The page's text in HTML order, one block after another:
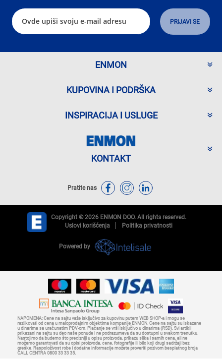
ENMON
KUPOVINA I PODRŠKA
INSPIRACIJA I USLUGE
KONTAKT
Pratite nas
Copyright © 2026 ENMON DOO. All rights reserved.
Uslovi korišćenja
Politika privatnosti
Powered by
NAPOMENA: Cene na sajtu važe isključivo za kupovinu putem WEB SHOP-a i mogu se
razlikovati od cena u maloprodajnim objektima kompanije ENMON. Cene na sajtu su iskazane
u dinarima sa uračunatim PDV-om. Plaćanje se vrši isključivo u dinarima (RSD). Svi artikli
prikazani na sajtu su deo naše ponude i ne podrazumeva da su dostupni u svakom trenutku.
Nastojimo da budemo što precizniji u opisu proizvoda, prikazu slika i samih cena, ali ne
možemo garantovati da su opisi proizvoda, cene, fotografije ili bilo koji drugi sadržaji bez
greške. Raspoloživost robe i dodatne informacije možete proveriti pozivom besplatnog broja
CALL CENTRA 0800 33 33 35.